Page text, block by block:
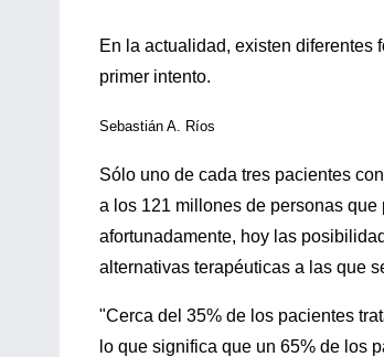
En la actualidad, existen diferentes
primer intento.
Sebastián A. Ríos
Sólo uno de cada tres pacientes
a los 121 millones de personas
afortunadamente, hoy las
alternativas terapéuticas a las que
"Cerca del 35% de los pacientes
lo que significa que un 65% de los